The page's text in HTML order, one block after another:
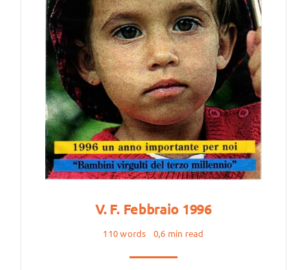
V. F. Febbraio 1996
110 words 0,6 min read